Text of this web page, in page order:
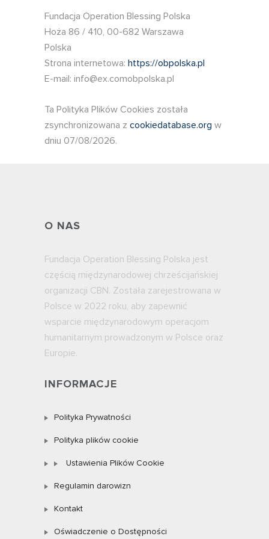
Fundacja Operation Blessing Polska
Hoża 86 / 410, 00-682 Warszawa
Polska
Strona internetowa: https://obpolska.pl
E-mail: info@ex.comobpolska.pl
Ta Polityka Plików Cookies została
zsynchronizowana z cookiedatabase.org w
dniu 07/08/2026.
O NAS
Fundacja Operation Blessing Polska jest
częścią międzynarodowej chrześcijańskiej
organizacji CBN. Została zarejestrowana w
Polsce w 2022 roku, aby zapewnić
wsparcie międzynarodowym operacjom
humanitarnym prowadzonym w Polsce oraz
Europie.
INFORMACJE
Polityka Prywatności
Polityka plików cookie
Ustawienia Plików Cookie
Regulamin darowizn
Kontakt
Oświadczenie o Dostępności